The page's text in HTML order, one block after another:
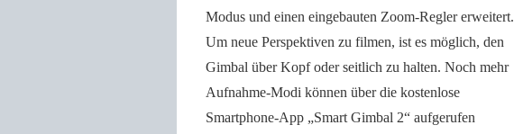
Modus und einen eingebauten Zoom-Regler erweitert.
Um neue Perspektiven zu filmen, ist es möglich, den
Gimbal über Kopf oder seitlich zu halten. Noch mehr
Aufnahme-Modi können über die kostenlose
Smartphone-App „Smart Gimbal 2“ aufgerufen